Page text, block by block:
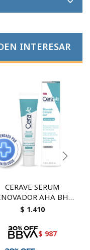
INTERESAR
CERAVE SERUM
AHA BHA
ML - Exfoliación suave
renovada
$ 1.410
$ 987